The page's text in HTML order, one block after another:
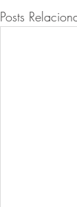
Posts